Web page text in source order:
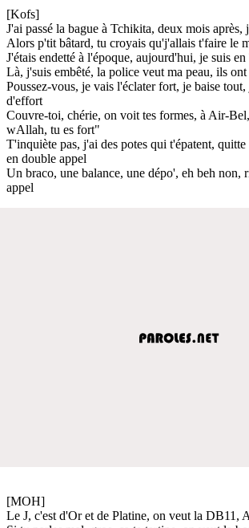
[Kofs]
J'ai passé la bague à Tchikita, deux mois après,
Alors p'tit bâtard, tu croyais qu'j'allais t'faire le
J'étais endetté à l'époque, aujourd'hui, je suis
Là, j'suis embêté, la police veut ma peau, ils ont
Poussez-vous, je vais l'éclater fort, je baise tout,
d'effort
Couvre-toi, chérie, on voit tes formes, à Air-
wAllah, tu es fort"
T'inquiète pas, j'ai des potes qui t'épatent, quitte
en double appel
Un braco, une balance, une dépo', eh beh non,
appel
[MOH]
Le J, c'est d'Or et de Platine, on veut la DB11,